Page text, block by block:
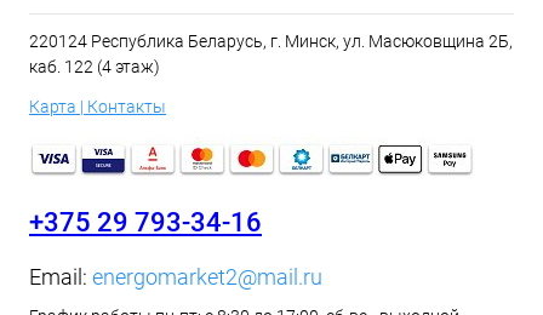
220124 Республика Беларусь, г. Минск, ул. Масюковщина 2Б,
каб. 122 (4 этаж)
Карта | Контакты
+375 29 793-34-16
Email: energomarket2@mail.ru